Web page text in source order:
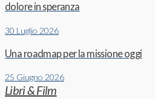
dolore in speranza
30 Luglio 2026
Una roadmap per la missione oggi
25 Giugno 2026
Libri & Film